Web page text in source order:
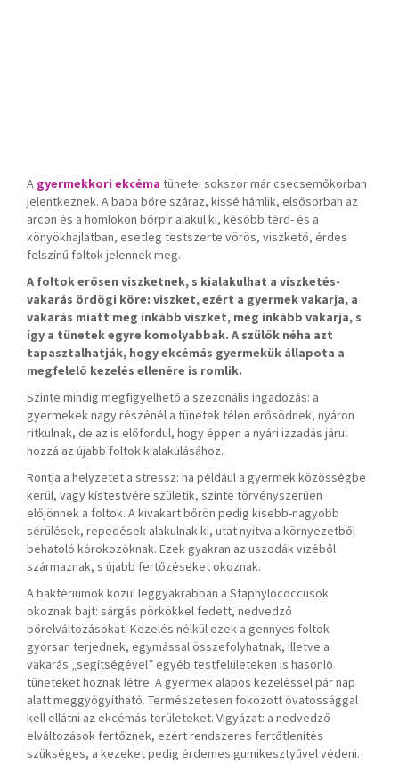
A gyermekkori ekcéma tünetei sokszor már csecsemőkorban
jelentkeznek. A baba bőre száraz, kissé hámlik, elsősorban az
arcon és a homlokon bőrpír alakul ki, később térd- és a
könyökhajlatban, esetleg testszerte vörös, viszkető, érdes
felszínű foltok jelennek meg.
A foltok erősen viszketnek, s kialakulhat a viszketés-
vakarás ördögi köre: viszket, ezért a gyermek vakarja, a
vakarás miatt még inkább viszket, még inkább vakarja, s
így a tünetek egyre komolyabbak. A szülők néha azt
tapasztalhatják, hogy ekcémás gyermekük állapota a
megfelelő kezelés ellenére is romlik.
Szinte mindig megfigyelhető a szezonális ingadozás: a
gyermekek nagy részénél a tünetek télen erősödnek, nyáron
ritkulnak, de az is előfordul, hogy éppen a nyári izzadás járul
hozzá az újabb foltok kialakulásához.
Rontja a helyzetet a stressz: ha például a gyermek közösségbe
kerül, vagy kistestvére születik, szinte törvényszerűen
előjönnek a foltok. A kivakart bőrön pedig kisebb-nagyobb
sérülések, repedések alakulnak ki, utat nyitva a környezetből
behatoló kórokozóknak. Ezek gyakran az uszodák vizéből
származnak, s újabb fertőzéseket okoznak.
A baktériumok közül leggyakrabban a Staphylococcusok
okoznak bajt: sárgás pörkökkel fedett, nedvedző
bőrelváltozásokat. Kezelés nélkül ezek a gennyes foltok
gyorsan terjednek, egymással összefolyhatnak, illetve a
vakarás „segítségével” egyéb testfelületeken is hasonló
tüneteket hoznak létre. A gyermek alapos kezeléssel pár nap
alatt meggyógyítható. Természetesen fokozott óvatossággal
kell ellátni az ekcémás területeket. Vigyázat: a nedvedző
elváltozások fertőznek, ezért rendszeres fertőtlenítés
szükséges, a kezeket pedig érdemes gumikesztyűvel védeni.